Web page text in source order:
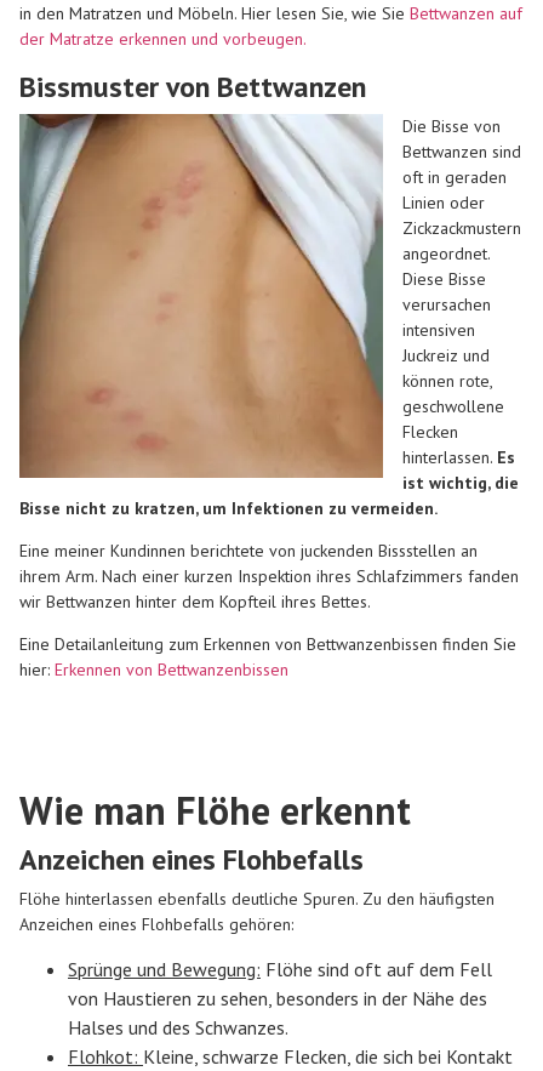
in den Matratzen und Möbeln. Hier lesen Sie, wie Sie Bettwanzen auf
der Matratze erkennen und vorbeugen.
Bissmuster von Bettwanzen
Die Bisse von
Bettwanzen sind
oft in geraden
Linien oder
Zickzackmustern
angeordnet.
Diese Bisse
verursachen
intensiven
Juckreiz und
können rote,
geschwollene
Flecken
hinterlassen. Es
ist wichtig, die
Bisse nicht zu kratzen, um Infektionen zu vermeiden.
Eine meiner Kundinnen berichtete von juckenden Bissstellen an
ihrem Arm. Nach einer kurzen Inspektion ihres Schlafzimmers fanden
wir Bettwanzen hinter dem Kopfteil ihres Bettes.
Eine Detailanleitung zum Erkennen von Bettwanzenbissen finden Sie
hier: Erkennen von Bettwanzenbissen
Wie man Flöhe erkennt
Anzeichen eines Flohbefalls
Flöhe hinterlassen ebenfalls deutliche Spuren. Zu den häufigsten
Anzeichen eines Flohbefalls gehören:
Sprünge und Bewegung: Flöhe sind oft auf dem Fell
von Haustieren zu sehen, besonders in der Nähe des
Halses und des Schwanzes.
Flohkot: Kleine, schwarze Flecken, die sich bei Kontakt